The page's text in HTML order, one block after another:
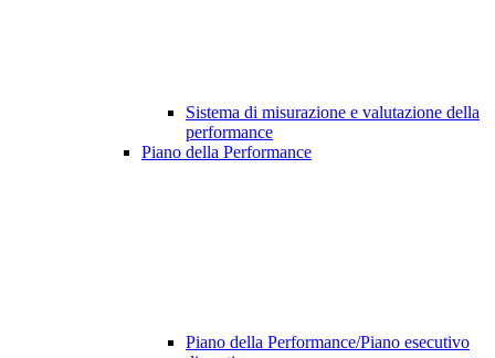
Sistema di misurazione e valutazione della
performance
Piano della Performance
Piano della Performance/Piano esecutivo